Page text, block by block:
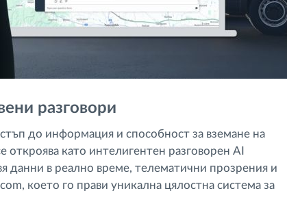
разговори
до информация и способност за вземане на
откроява като интелигентен разговорен AI
данни в реално време, телематични прозрения и
което го прави уникална цялостна система за